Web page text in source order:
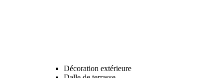
Décoration extérieure